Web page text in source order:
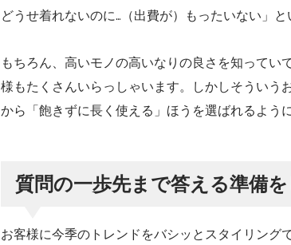
どうせ着れないのに…（出費が）もったいない」と
もちろん、高いモノの高いなりの良さを知ってい
様もたくさんいらっしゃいます。しかしそういう
から「飽きずに長く使える」ほうを選ばれるよう
質問の一歩先まで答える準備を
お客様に今季のトレンドをバシッとスタイリング